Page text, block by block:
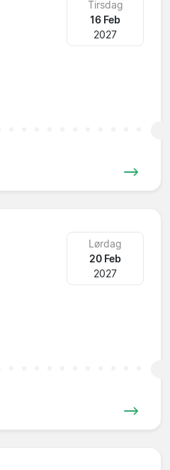
Tirsdag
16 Feb
2027
Lørdag
20 Feb
2027